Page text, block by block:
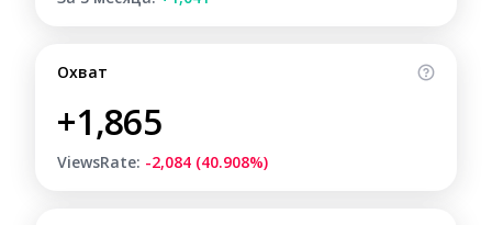
Охват
+1,865
ViewsRate: -2,084 (40.908%)